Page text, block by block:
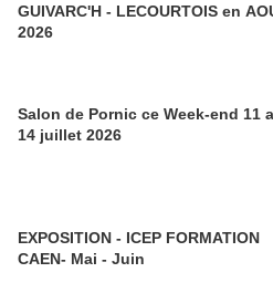
GUIVARC'H - LECOURTOIS en
2026
Salon de Pornic ce Week-end 11
14 juillet 2026
EXPOSITION - ICEP FORMATION
CAEN- Mai - Juin